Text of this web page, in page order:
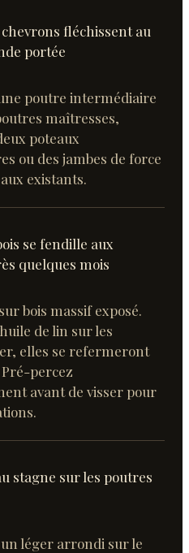
fléchissent au
portée
poutre intermédiaire
maîtresses,
poteaux
ou des jambes de force
existants.
se fendille aux
quelques mois
bois massif exposé.
de lin sur les
elles se refermeront
percez
avant de visser pour
stagne sur les poutres
un léger arrondi sur le